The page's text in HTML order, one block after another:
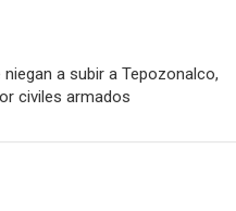
niegan a subir a Tepozonalco,
civiles armados